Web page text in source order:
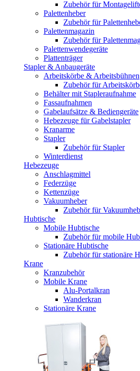
Zubehör für
Palettenheber
Zubehör für
Palettenmagazin
Zubehör für
Palettenwendegeräte
Plattenträger
Stapler & Anbaugeräte
Arbeitskörbe & Arbeitsbühnen
Zubehör für
Behälter mit Stapleraufnahme
Fassaufnahmen
Gabelaufsätze & Bediengeräte
Hebezeuge für Gabelstapler
Kranarme
Stapler
Zubehör für Stapler
Winterdienst
Hebezeuge
Anschlagmittel
Federzüge
Kettenzüge
Vakuumheber
Zubehör für
Hubtische
Mobile Hubtische
Zubehör für mobile
Stationäre Hubtische
Zubehör für stationäre
Krane
Kranzubehör
Mobile Krane
Alu-Portalkran
Wanderkran
Stationäre Krane